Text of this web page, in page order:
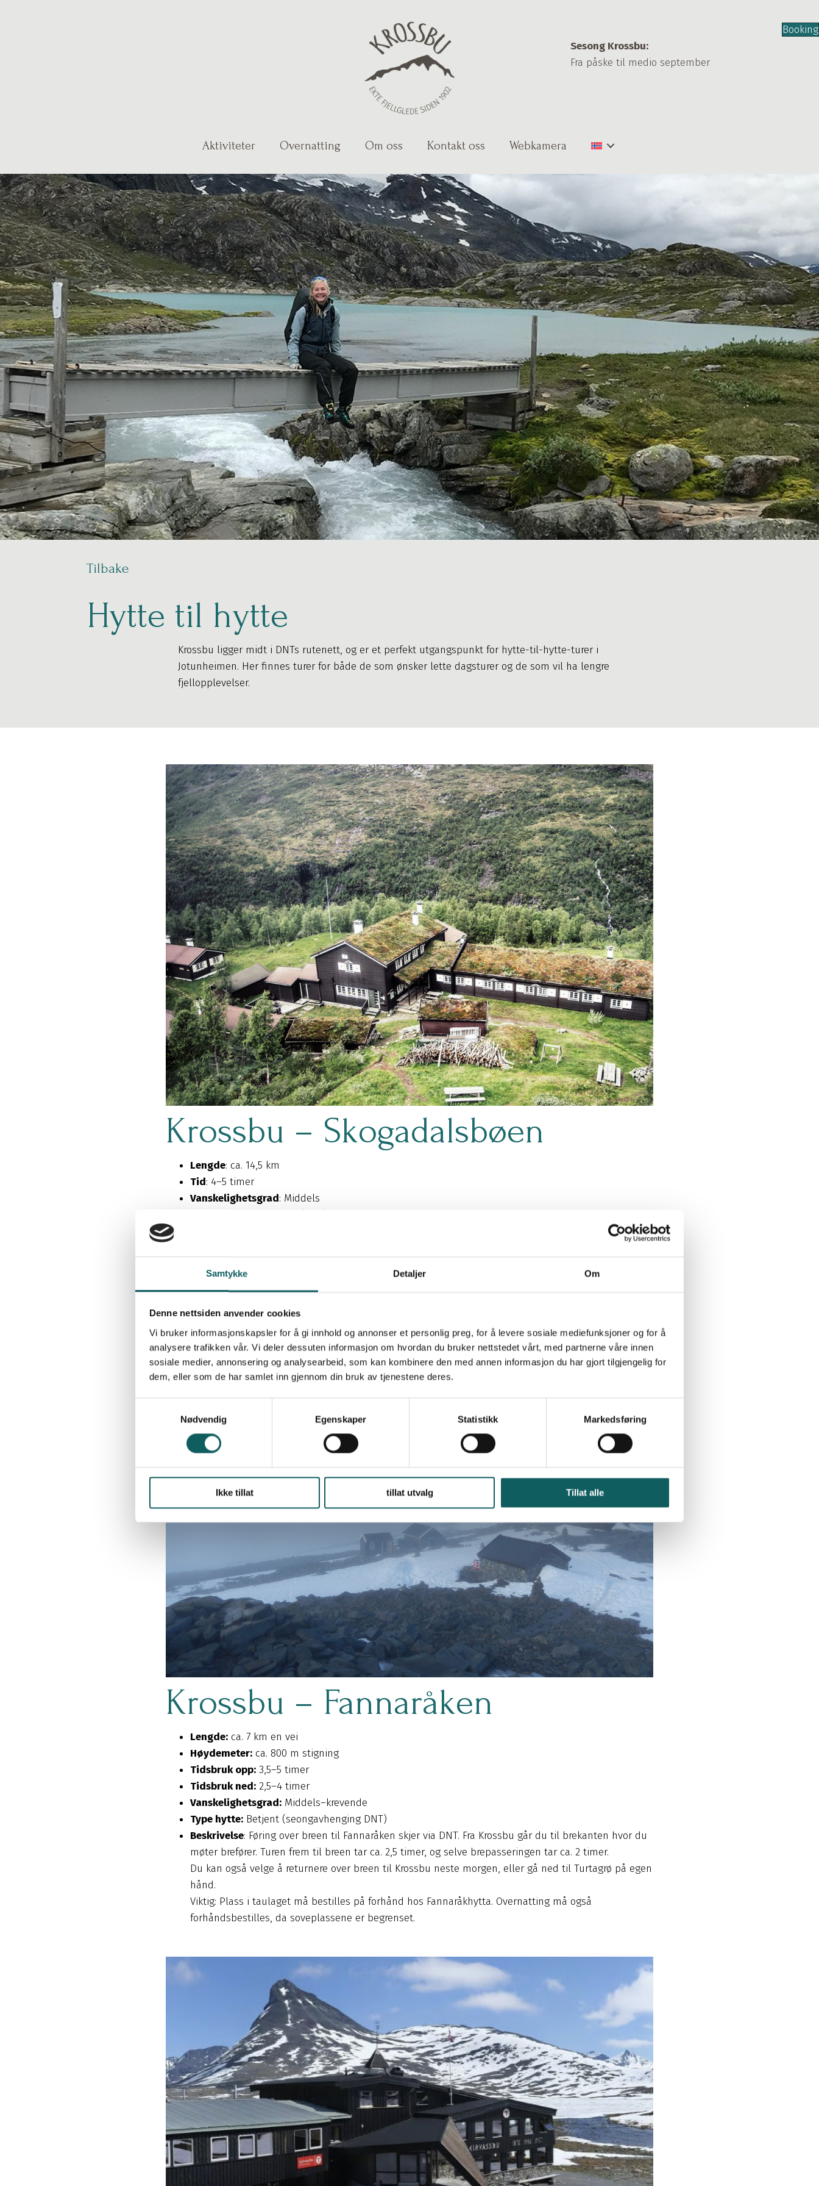
Samtykke Detaljer Om
Denne nettsiden anvender cookies
Vi bruker informasjonskapsler for å gi innhold og annonser et personlig preg, for å levere sosiale mediefunksjoner og for å
analysere trafikken vår. Vi deler dessuten informasjon om hvordan du bruker nettstedet vårt, med partnerne våre innen
sosiale medier, annonsering og analysearbeid, som kan kombinere den med annen informasjon du har gjort tilgjengelig for
dem, eller som de har samlet inn gjennom din bruk av tjenestene deres.
v
Nødvendig Egenskaper Statistikk Markedsføring
Ikke tillat tillat utvalg Tillat alle
Booking
Sesong Krossbu:
Fra påske til medio september
Aktiviteter Overnatting Om oss Kontakt oss Webkamera
Tilbake
Hytte til hytte
Krossbu ligger midt i DNTs rutenett, og er et perfekt utgangspunkt for hytte-til-hytte-turer i
Jotunheimen. Her finnes turer for både de som ønsker lette dagsturer og de som vil ha lengre
fjellopplevelser.
Krossbu – Skogadalsbøen
Lengde: ca. 14,5 km
Tid: 4–5 timer
Vanskelighetsgrad: Middels
: Selvbetjent (DNT)
: Dette er en tur vi anbefaler på det varmeste. Stien er godt merket hele veien fra
Andre muligheter på denne ruta inkluderer:
Krossbu – Fannaråkhytta – Skogadalsbøen – Avdalen gård – Hjelle.
Krossbu – Fannaråken
Lengde: ca. 7 km en vei
Høydemeter: ca. 800 m stigning
Tidsbruk opp: 3,5–5 timer
Tidsbruk ned: 2,5–4 timer
Vanskelighetsgrad: Middels–krevende
Type hytte: Betjent (seongavhenging DNT)
Beskrivelse: Føring over breen til Fannaråken skjer via DNT. Fra Krossbu går du til brekanten hvor du
møter brefører. Turen frem til breen tar ca. 2,5 timer, og selve brepasseringen tar ca. 2 timer.
Du kan også velge å returnere over breen til Krossbu neste morgen, eller gå ned til Turtagrø på egen
hånd.
Viktig: Plass i taulaget må bestilles på forhånd hos Fannaråkhytta. Overnatting må også
forhåndsbestilles, da soveplassene er begrenset.